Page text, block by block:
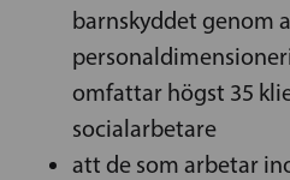
barnskyddet genom
omfattar högst 35
socialarbetare
att de som arbetar